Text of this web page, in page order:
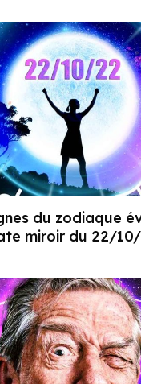
du zodiaque
miroir du 22/